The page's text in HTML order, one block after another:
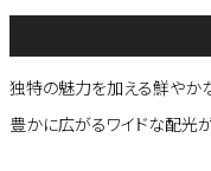
独特の魅力を加える鮮やか
豊かに広がるワイドな配光